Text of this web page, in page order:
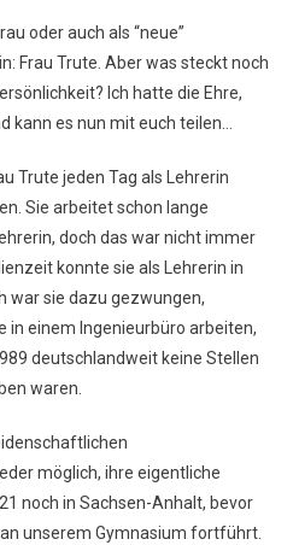
Trute
oder auch als “neue”
Frau Trute. Aber was steckt noch
Ich hatte die Ehre,
kann es nun mit euch teilen…
Trute jeden Tag als Lehrerin
Sie arbeitet schon lange
doch das war nicht immer
konnte sie als Lehrerin in
war sie dazu gezwungen,
in einem Ingenieurbüro arbeiten,
deutschlandweit keine Stellen
waren.
möglich, ihre eigentliche
noch in Sachsen-Anhalt, bevor
unserem Gymnasium fortführt.